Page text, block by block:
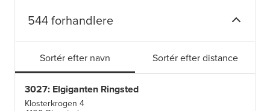
544 forhandlere
Sortér efter navn Sortér efter distance
3027: Elgiganten Ringsted
Klosterkrogen 4